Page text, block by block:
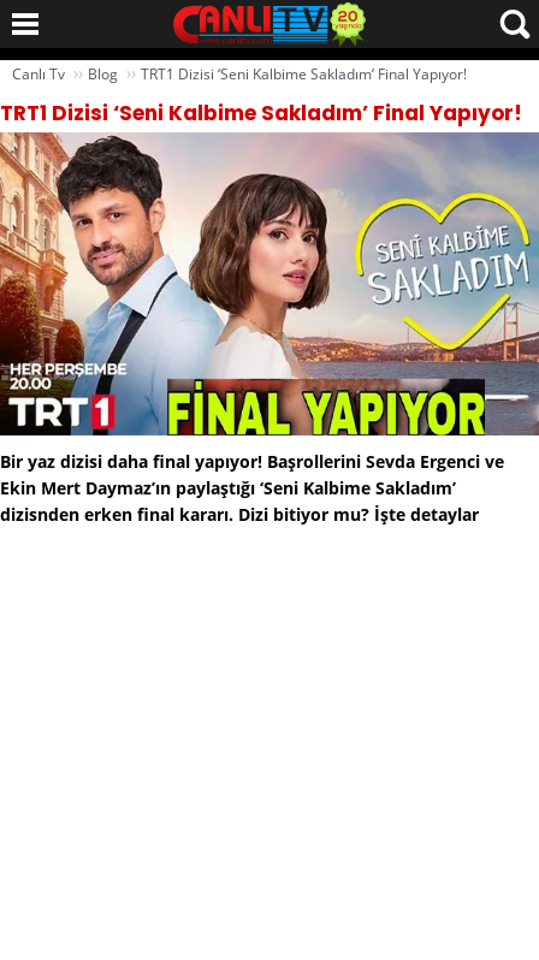
Canlı Tv ›› Blog ›› TRT1 Dizisi ‘Seni Kalbime Sakladım’ Final Yapıyor!
TRT1 Dizisi ‘Seni Kalbime Sakladım’ Final Yapıyor!
Bir yaz dizisi daha final yapıyor! Başrollerini Sevda Ergenci ve
Ekin Mert Daymaz’ın paylaştığı ‘Seni Kalbime Sakladım’
dizisnden erken final kararı. Dizi bitiyor mu? İşte detaylar